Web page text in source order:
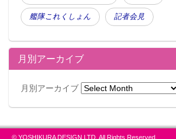
艦隊これくしょん 記者会見
月別アーカイブ
月別アーカイブ
© YOSHIKURA DESIGN,LTD. All Rights Reserved.